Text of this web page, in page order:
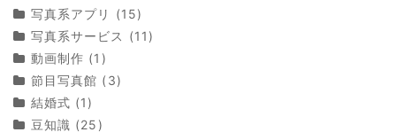
写真系アプリ
(15)
写真系サービス (11)
動画制作 (1)
節目写真館 (3)
結婚式 (1)
豆知識 (25)